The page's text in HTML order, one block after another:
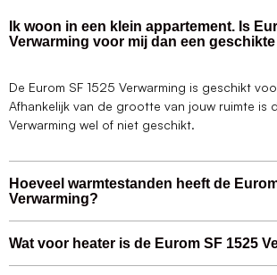
Ik woon in een klein appartement. Is
Verwarming voor mij dan een
De Eurom SF 1525 Verwarming is geschikt
Afhankelijk van de grootte van jouw ruimte is
Verwarming wel of niet geschikt.
Hoeveel warmtestanden heeft de
Verwarming?
Wat voor heater is de Eurom SF 1525